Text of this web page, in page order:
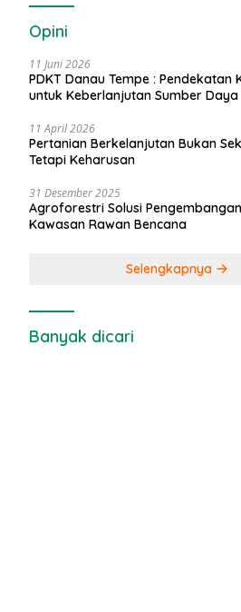
Opini
11 Juni 2026
PDKT Danau Tempe : Pendekatan
untuk Keberlanjutan Sumber Daya
11 April 2026
Pertanian Berkelanjutan Bukan
Tetapi Keharusan
31 Desember 2025
Agroforestri Solusi
Kawasan Rawan Bencana
Selengkapnya
Banyak dicari